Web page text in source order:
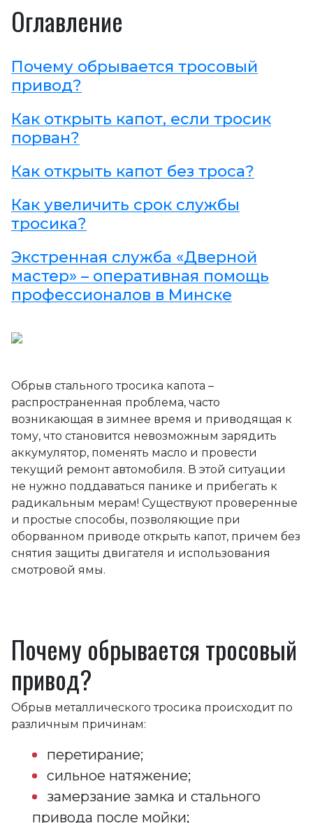
Оглавление
Почему обрывается тросовый
привод?
Как открыть капот, если тросик
порван?
Как открыть капот без троса?
Как увеличить срок службы
тросика?
Экстренная служба «Дверной
мастер» – оперативная помощь
профессионалов в Минске
Обрыв стального тросика капота –
распространенная проблема, часто
возникающая в зимнее время и приводящая к
тому, что становится невозможным зарядить
аккумулятор, поменять масло и провести
текущий ремонт автомобиля. В этой ситуации
не нужно поддаваться панике и прибегать к
радикальным мерам! Существуют проверенные
и простые способы, позволяющие при
оборванном приводе открыть капот, причем без
снятия защиты двигателя и использования
смотровой ямы.
Почему обрывается тросовый
привод?
Обрыв металлического тросика происходит по
различным причинам:
перетирание;
сильное натяжение;
замерзание замка и стального
привода после мойки;